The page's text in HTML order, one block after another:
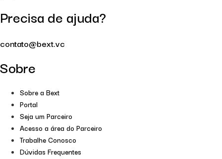
Precisa de ajuda?
contato@bext.vc
Sobre
Sobre a Bext
Portal
Seja um Parceiro
Acesso a área do Parceiro
Trabalhe Conosco
Dúvidas Frequentes